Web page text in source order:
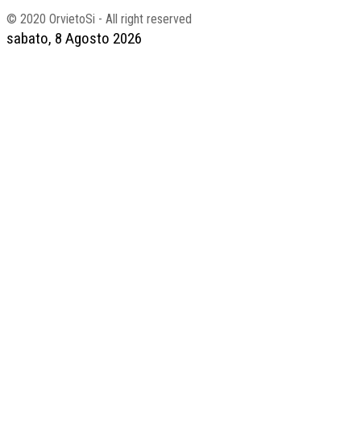
sabato, 8 Agosto 2026
© 2020 OrvietoSi - All right reserved